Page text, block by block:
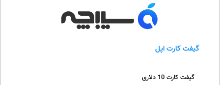
گیفت کارت اپل
گیفت کارت 10 دلاری